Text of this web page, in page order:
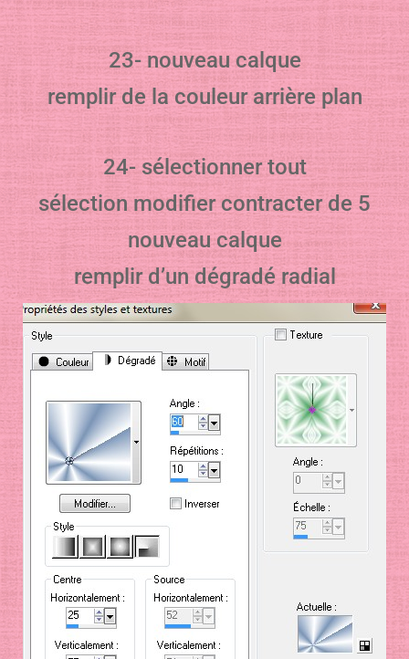
23- nouveau calque
remplir de la couleur arrière plan
24- sélectionner tout
sélection modifier contracter de 5
nouveau calque
remplir d’un dégradé radial